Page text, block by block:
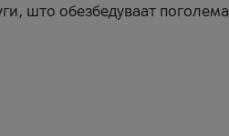
што обезбедуваат поголема